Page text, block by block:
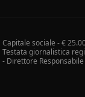
Capitale sociale - €
Testata giornalistica
- Direttore